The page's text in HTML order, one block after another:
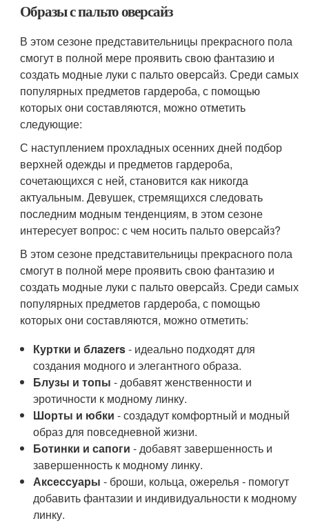
Образы с пальто оверсайз
В этом сезоне представительницы прекрасного пола
смогут в полной мере проявить свою фантазию и
создать модные луки с пальто оверсайз. Среди самых
популярных предметов гардероба, с помощью
которых они составляются, можно отметить
следующие:
С наступлением прохладных осенних дней подбор
верхней одежды и предметов гардероба,
сочетающихся с ней, становится как никогда
актуальным. Девушек, стремящихся следовать
последним модным тенденциям, в этом сезоне
интересует вопрос: с чем носить пальто оверсайз?
В этом сезоне представительницы прекрасного пола
смогут в полной мере проявить свою фантазию и
создать модные луки с пальто оверсайз. Среди самых
популярных предметов гардероба, с помощью
которых они составляются, можно отметить:
Куртки и блazers- идеально подходят для
создания модного и элегантного образа.
Блузы и топы - добавят женственности и
эротичности к модному линку.
Шорты и юбки - создадут комфортный и модный
образ для повседневной жизни.
Ботинки и сапоги - добавят завершенность и
завершенность к модному линку.
Аксессуары - броши, кольца, ожерелья - помогут
добавить фантазии и индивидуальности к модному
линку.